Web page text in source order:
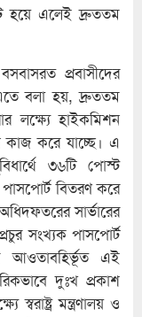
হয়ে এলেই দ্রুততম
প্রবাসীদের
বলা হয়, দ্রুততম
লক্ষ্যে হাইকমিশন
কাজ করে যাচ্ছে। এ
৩৬টি পোস্ট
পাসপোর্ট বিতরণ করে
সার্ভারের
সংখ্যক পাসপোর্ট
আওতাবহির্ভূত এই
দুঃখ প্রকাশ
মন্ত্রণালয় ও